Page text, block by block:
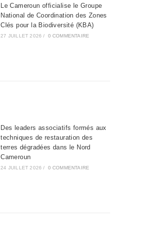
Le Cameroun officialise le Groupe
National de Coordination des Zones
Clés pour la Biodiversité (KBA)
27 JUILLET 2026 / 0 COMMENTAIRE
Des leaders associatifs formés aux
techniques de restauration des
terres dégradées dans le Nord
Cameroun
24 JUILLET 2026 / 0 COMMENTAIRE